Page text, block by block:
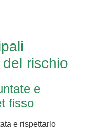
rischio
e
fisso
e rispettarlo